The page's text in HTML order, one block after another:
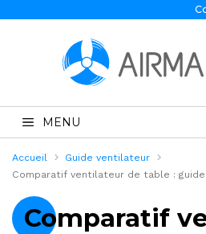
MENU
Accueil
Guide ventilateur
Comparatif ventilateur de table :
Comparatif